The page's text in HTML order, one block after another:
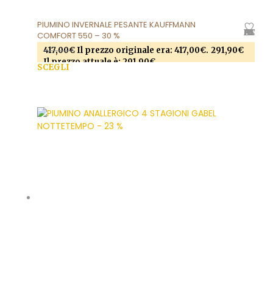
AGGIUNGI ALLA LISTA DEI DESIDERI
PIUMINO INVERNALE PESANTE KAUFFMANN
COMFORT 550 – 30 %
417,00€ Il prezzo originale era: 417,00€. 291,90€
Il prezzo attuale è: 291,90€.
SCEGLI
possono essere scelte nella pagina del prodotto